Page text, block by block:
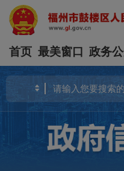
首页 最美窗口 政务